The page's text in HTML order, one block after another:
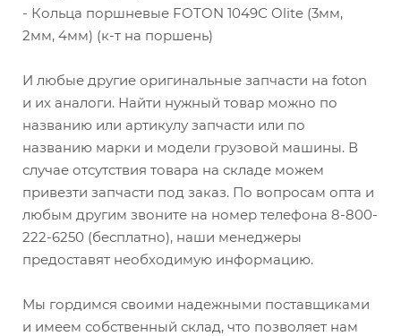
- Кольца поршневые FOTON 1049С Olite (3мм,
2мм, 4мм) (к-т на поршень)
И любые другие оригинальные запчасти на foton
и их аналоги. Найти нужный товар можно по
названию или артикулу запчасти или по
названию марки и модели грузовой машины. В
случае отсутствия товара на складе можем
привезти запчасти под заказ. По вопросам опта и
любым другим звоните на номер телефона 8-800-
222-6250 (бесплатно), наши менеджеры
предоставят необходимую информацию.
Мы гордимся своими надежными поставщиками
и имеем собственный склад, что позволяет нам